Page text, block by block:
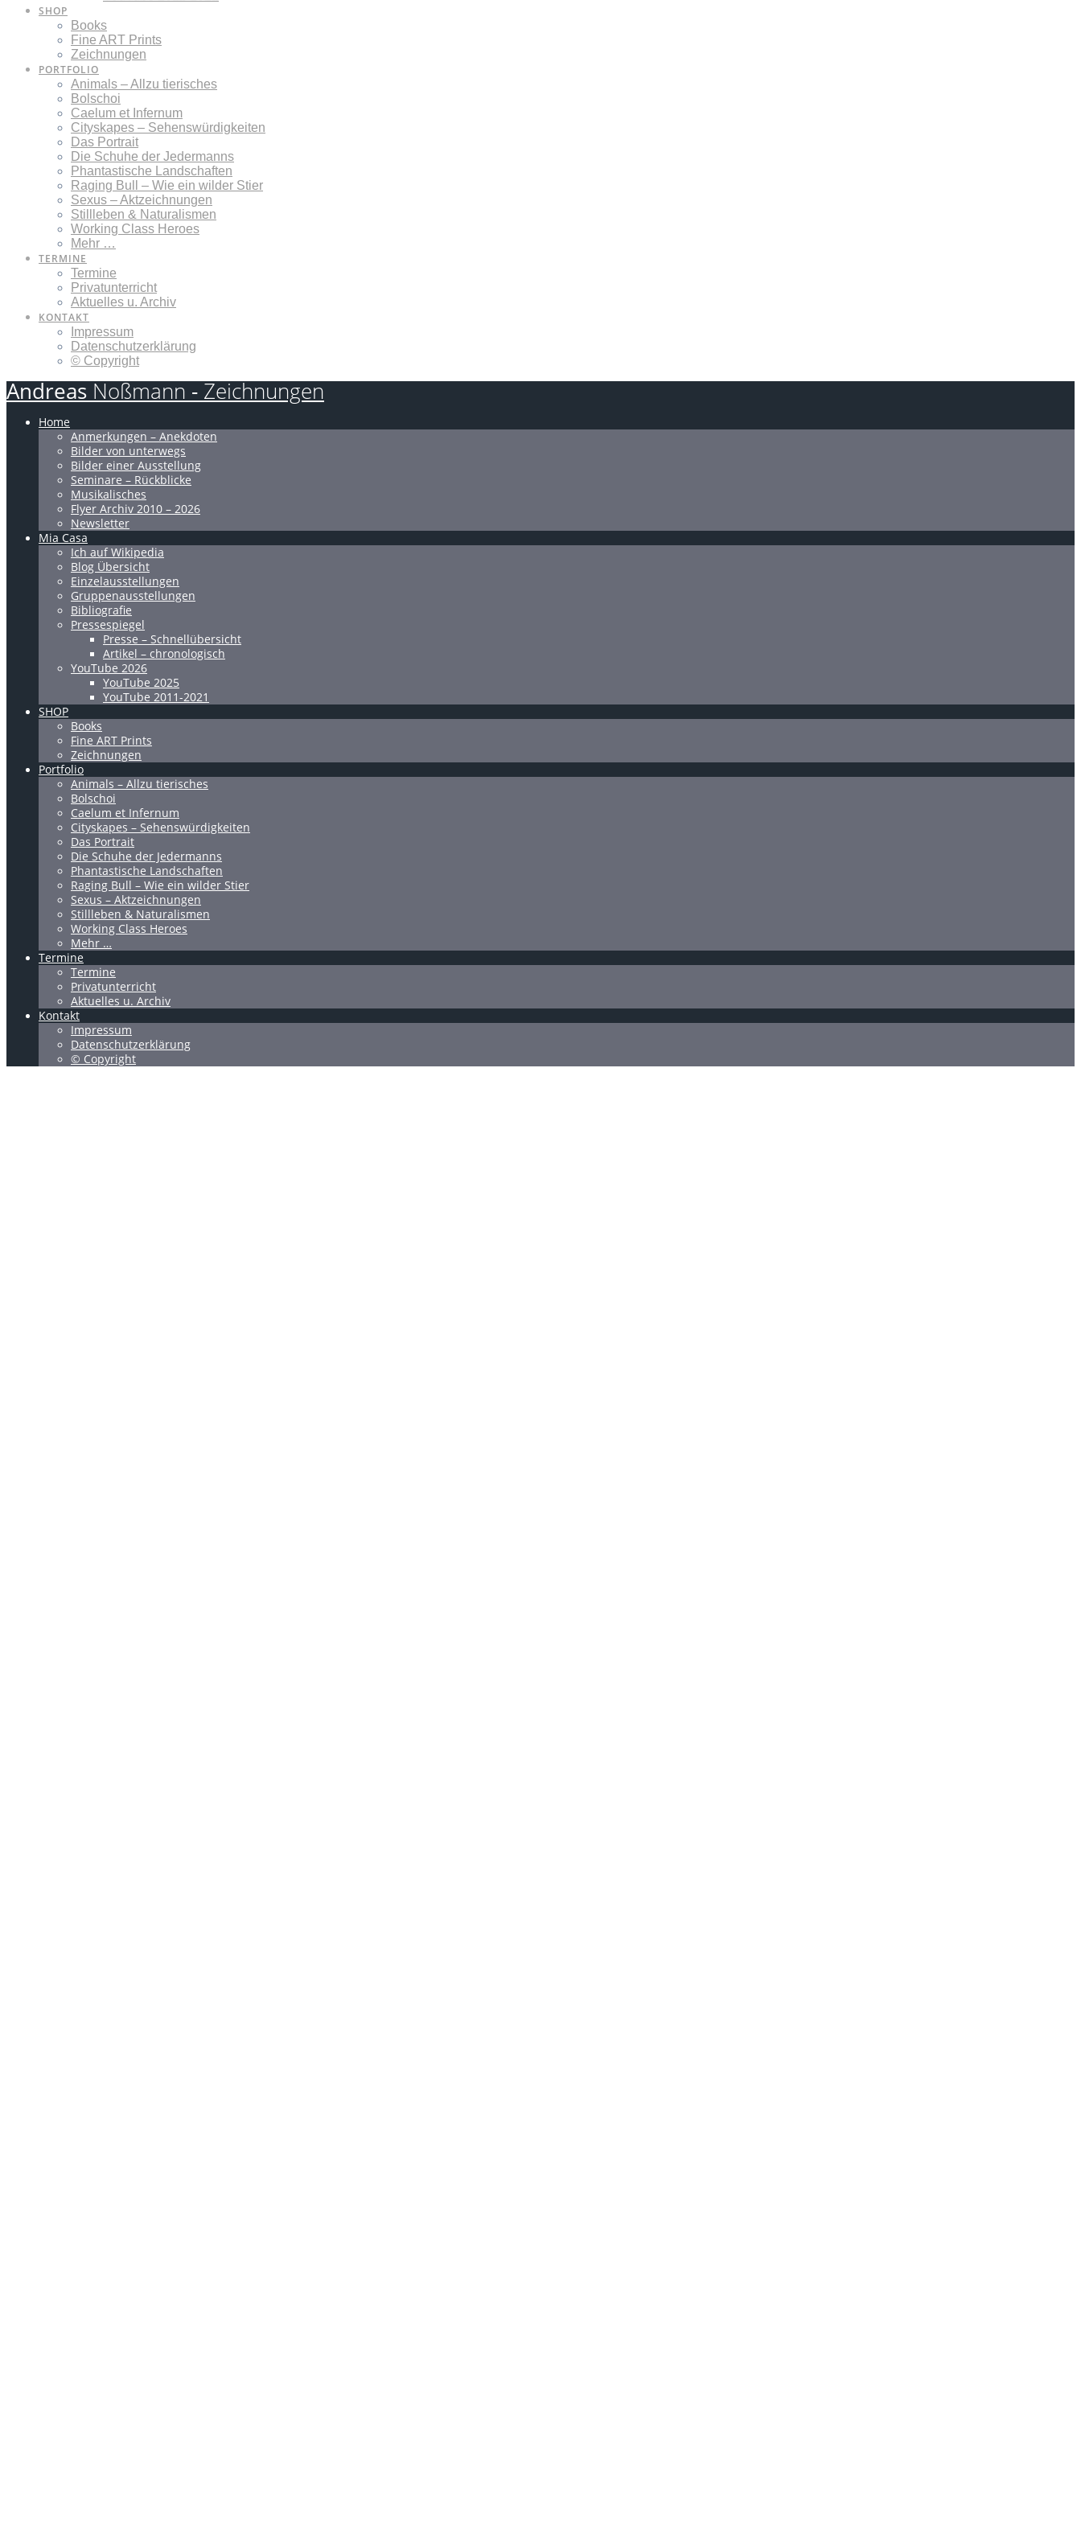
SHOP
Books
Fine ART Prints
Zeichnungen
PORTFOLIO
Animals – Allzu tierisches
Bolschoi
Caelum et Infernum
Cityskapes – Sehenswürdigkeiten
Das Portrait
Die Schuhe der Jedermanns
Phantastische Landschaften
Raging Bull – Wie ein wilder Stier
Sexus – Aktzeichnungen
Stillleben & Naturalismen
Working Class Heroes
Mehr …
TERMINE
Termine
Privatunterricht
Aktuelles u. Archiv
KONTAKT
Impressum
Datenschutzerklärung
© Copyright
Andreas Noßmann - Zeichnungen
Home
Anmerkungen – Anekdoten
Bilder von unterwegs
Bilder einer Ausstellung
Seminare – Rückblicke
Musikalisches
Flyer Archiv 2010 – 2026
Newsletter
Mia Casa
Ich auf Wikipedia
Blog Übersicht
Einzelausstellungen
Gruppenausstellungen
Bibliografie
Pressespiegel
Presse – Schnellübersicht
Artikel – chronologisch
YouTube 2026
YouTube 2025
YouTube 2011-2021
SHOP
Books
Fine ART Prints
Zeichnungen
Portfolio
Animals – Allzu tierisches
Bolschoi
Caelum et Infernum
Cityskapes – Sehenswürdigkeiten
Das Portrait
Die Schuhe der Jedermanns
Phantastische Landschaften
Raging Bull – Wie ein wilder Stier
Sexus – Aktzeichnungen
Stillleben & Naturalismen
Working Class Heroes
Mehr …
Termine
Termine
Privatunterricht
Aktuelles u. Archiv
Kontakt
Impressum
Datenschutzerklärung
© Copyright